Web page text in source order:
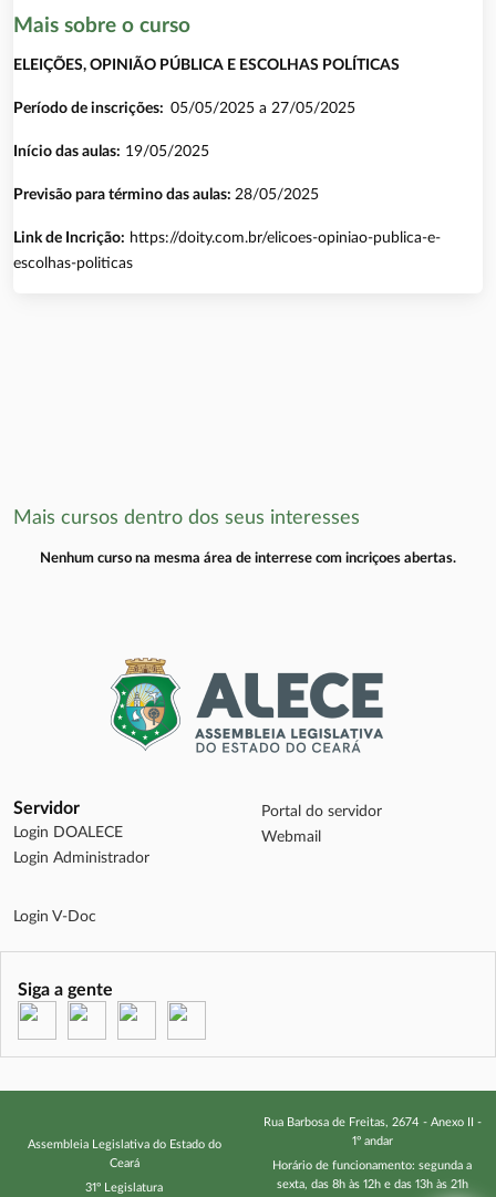
Mais sobre o curso
ELEIÇÕES, OPINIÃO PÚBLICA E ESCOLHAS POLÍTICAS
Período de inscrições: 05/05/2025 a 27/05/2025
Início das aulas: 19/05/2025
Previsão para término das aulas: 28/05/2025
Link de Incrição: https://doity.com.br/elicoes-opiniao-publica-e-
escolhas-politicas
Mais cursos dentro dos seus interesses
Nenhum curso na mesma área de interrese com incriçoes abertas.
Servidor
Login DOALECE
Login Administrador
Portal do servidor
Webmail
Login V-Doc
Siga a gente
(abre em nova janela)
(abre em nova janela)
(abre em nova janela)
Assembleia Legislativa do Estado do
Ceará
31º Legislatura
Rua Barbosa de Freitas, 2674 - Anexo II -
1º andar
Horário de funcionamento: segunda a
sexta, das 8h às 12h e das 13h às 21h